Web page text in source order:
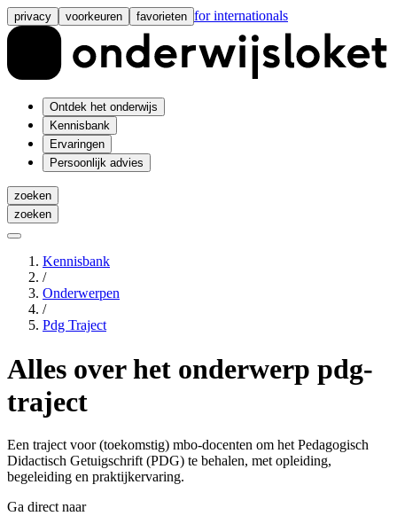
privacy voorkeuren favorieten for internationals
Ontdek het onderwijs
Kennisbank
Ervaringen
Persoonlijk advies
zoeken
zoeken
Kennisbank
/
Onderwerpen
/
Pdg Traject
Alles over het onderwerp pdg-
traject
Een traject voor (toekomstig) mbo-docenten om het Pedagogisch
Didactisch Getuigschrift (PDG) te behalen, met opleiding,
begeleiding en praktijkervaring.
Ga direct naar